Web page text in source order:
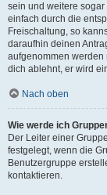
sein und weitere sogar
einfach durch die
Freischaltung, so
daraufhin deinen
aufgenommen werden
dich ablehnt, er wird
Nach oben
Wie werde ich
Der Leiter einer
festgelegt, wenn die
Benutzergruppe
kontaktieren.